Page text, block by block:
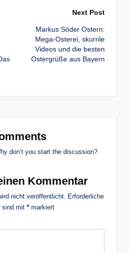
Next Post
Markus Söder Ostern:
Mega-Osterei, skurrile
Videos und die besten
Ostergrüße aus Bayern
don’t you start the discussion?
Kommentar
nicht veröffentlicht. Erforderliche
sind mit * markiert